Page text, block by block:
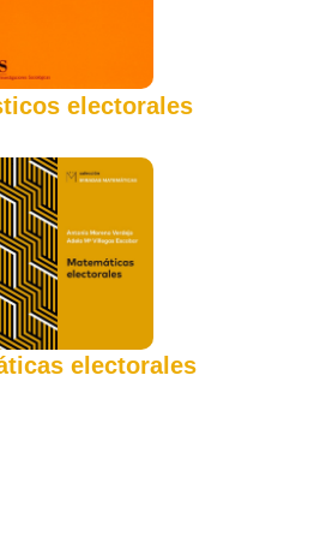
electorales
electorales